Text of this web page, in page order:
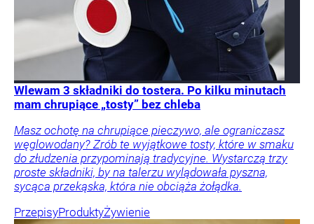
Wlewam 3 składniki do tostera. Po kilku minutach
mam chrupiące „tosty” bez chleba
Masz ochotę na chrupiące pieczywo, ale ograniczasz
węglowodany? Zrób te wyjątkowe tosty, które w smaku
do złudzenia przypominają tradycyjne. Wystarczą trzy
proste składniki, by na talerzu wylądowała pyszna,
sycąca przekąska, która nie obciąża żołądka.
PrzepisyProduktyŻywienie